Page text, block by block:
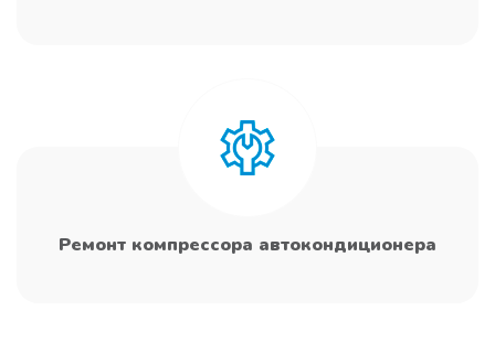
Ремонт компрессора автокондиционера